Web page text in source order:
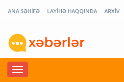
ANA SƏHİFƏ LAYİHƏ HAQQINDA ARXİV